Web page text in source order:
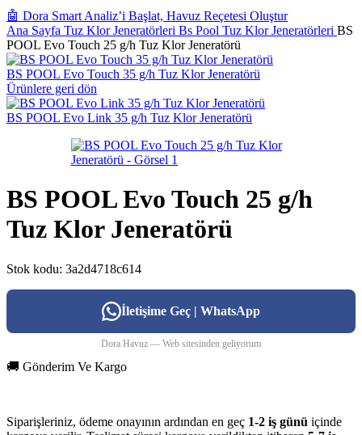
🤖 Dora Smart Analiz’i Başlat, Havuz Reçetesi Oluştur
Ana Sayfa Tuz Klor Jeneratörleri Bs Pool Tuz Klor Jeneratörleri BS
POOL Evo Touch 25 g/h Tuz Klor Jeneratörü
BS POOL Evo Touch 35 g/h Tuz Klor Jeneratörü
Ürünlere geri dön
BS POOL Evo Link 35 g/h Tuz Klor Jeneratörü
BS POOL Evo Touch 25 g/h
Tuz Klor Jeneratörü
Stok kodu: 3a2d4718c614
İletişime Geç | WhatsApp
Dora Havuz — Web sitesinden geliyorum
🚚 Gönderim Ve Kargo
Siparişleriniz, ödeme onayının ardından en geç 1-2 iş günü içinde